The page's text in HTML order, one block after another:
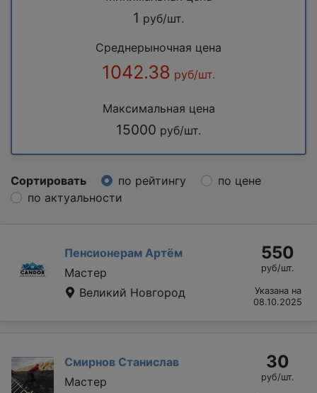
1 руб/шт.
Среднерыночная цена
1042.38 руб/шт.
Максимальная цена
15000 руб/шт.
Сортировать по рейтингу
по цене
по актуальности
Пенсионерам Артём
Мастер
Великий Новгород
550
руб/шт.
Указана на
08.10.2025
Смирнов Станислав
Мастер
30
руб/шт.